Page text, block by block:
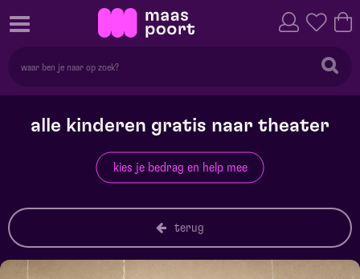
alle kinderen gratis naar theater
kies je bedrag en help mee
terug